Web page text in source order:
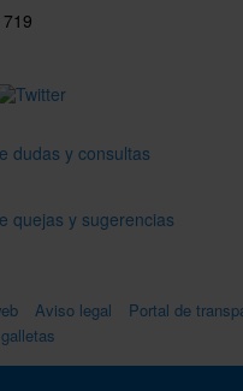
dudas y consultas
quejas y sugerencias
Aviso legal
Portal de